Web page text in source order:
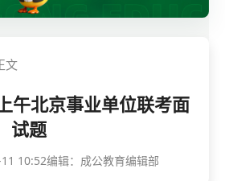
国家公务员考试
三支一扶考试
警察/辅警考试
文
午北京事业单位联考面
试题
10:52编辑：成公教育编辑部